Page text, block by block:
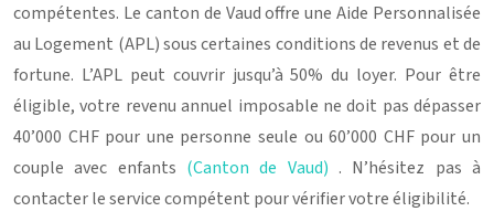
compétentes. Le canton de Vaud offre une Aide Personnalisée
au Logement (APL) sous certaines conditions de revenus et de
fortune. L’APL peut couvrir jusqu’à 50% du loyer. Pour être
éligible, votre revenu annuel imposable ne doit pas dépasser
40’000 CHF pour une personne seule ou 60’000 CHF pour un
couple avec enfants (Canton de Vaud) . N’hésitez pas à
contacter le service compétent pour vérifier votre éligibilité.